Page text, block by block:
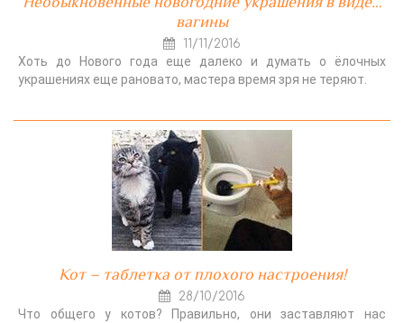
вагины
11/11/2016
Хоть до Нового года еще далеко и думать о ёлочных
украшениях еще рановато, мастера время зря не теряют.
Кот – таблетка от плохого настроения!
28/10/2016
Что общего у котов? Правильно, они заставляют нас